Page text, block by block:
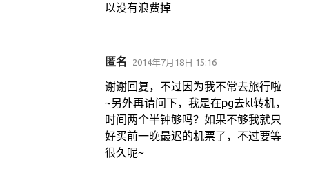
以没有浪费掉
匿名 2014年7月18日 15:16
谢谢回复，不过因为我不常去旅行啦
~另外再请问下，我是在pg去kl转机，
时间两个半钟够吗？如果不够我就只
好买前一晚最迟的机票了，不过要等
很久呢~